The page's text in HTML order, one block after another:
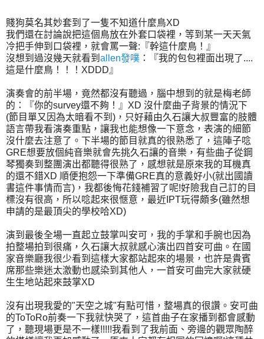
賤狗莫名其妙套到了一隻不知道什麼鳥XD
我們還在討論說把這個鳥放在外套口袋裡，等到某一天天氣
冷把手伸到口袋裡，就會罵一聲:『幹這什麼鳥！』
沒想到過沒幾天就看到 allen發噗 ：『我的包包裡面出現了....
這是什麼鳥！！！XDDD』
演奏會的前半場，竟然都沒有聽過，腦中想到的就是梅老師
的：『你的survey還不夠！』XD 沒什麼曲子背景的情況下
(節目單又因為太暗看不到)，只好藉由久石讓大叔豐富的肢體
語言帶我看演奏重點，讓我也能想像一下意念，表演的細節
沒什麼去注意了。下半場的節目就真的很熟悉了，這陣子唸
GRE想要放個純音樂就會先挑久石讓的音樂，有些曲子從鋼
琴獨奏到整團演出都聽得很熟了，感想就是原來我的耳機真
的還不錯XD 順便抱怨一下準備GRE真的意義好小(就出國讀
書這件事情而言)，我都後悔花錢補習了呢!好險我自己訂的目
標沒有很高，所以唸起來很愜意，最近IPT玩得頗多(雖然想
申請的是最頂尖的學校哈XD)
演到最後全場一直起立鼓掌叫安可，我的手掌和手腕也因為
拍整場拍到很痛，久石讓大叔就感心演出四首安可曲。在國
家音樂廳我很少看到這樣大家都站起來的場景，也許是貴賓
席那些樂迷太激動也感染到其他人，一首安可曲完大家就硬
生生地站起來鼓掌XD
沒有出現我愛的"天空之城"有點可惜，整場真的很讚。安可曲
的ToToRo前奏一下我就快哭了，這首曲子在家播到都會感動
了，聽現場更是不一樣!!!!!我看到了我前面、旁邊的觀眾陶醉